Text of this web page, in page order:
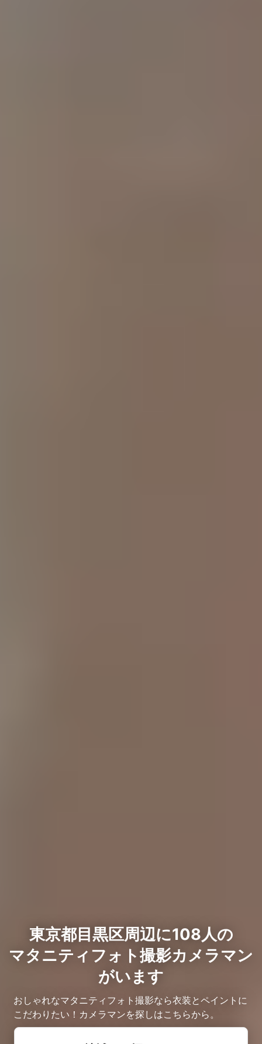
東京都目黒区周辺に108人の
マタニティフォト撮影カメラマン
がいます
おしゃれなマタニティフォト撮影なら衣装とペイントに
こだわりたい！カメラマンを探しはこちらから。